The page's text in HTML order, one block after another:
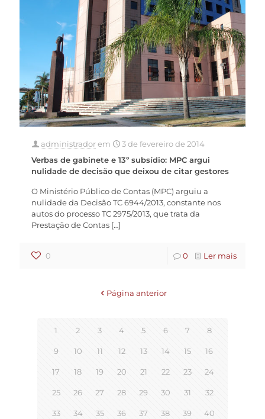
administradorem
3 de fevereiro de 2014
Verbas de gabinete e 13º subsídio: MPC argui
nulidade de decisão que deixou de citar gestores
O Ministério Público de Contas (MPC) arguiu a
nulidade da Decisão TC 6944/2013, constante nos
autos do processo TC 2975/2013, que trata da
Prestação de Contas […]
0 0 Ler mais
Página anterior
1 2 3 4 5 6 7 8
9 10 11 12 13 14 15 16
17 18 19 20 21 22 23 24
25 26 27 28 29 30 31 32
33 34 35 36 37 38 39 40